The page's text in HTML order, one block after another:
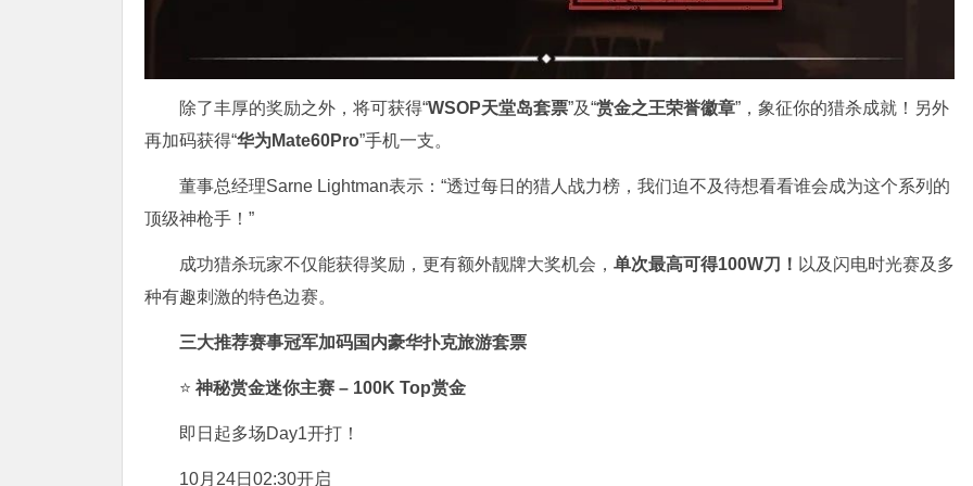
除了丰厚的奖励之外，将可获得“WSOP天堂岛套票”及“赏金之王荣誉徽章”，象征你的猎杀成就！另外
再加码获得“华为Mate60Pro”手机一支。
董事总经理Sarne Lightman表示：“透过每日的猎人战力榜，我们迫不及待想看看谁会成为这个系列的
顶级神枪手！”
成功猎杀玩家不仅能获得奖励，更有额外靓牌大奖机会， 单次最高可得100W刀！ 以及闪电时光赛及多
种有趣刺激的特色边赛。
三大推荐赛事冠军加码国内豪华扑克旅游套票
⭐ 神秘赏金迷你主赛 – 100K Top赏金
即日起多场Day1开打！
10月24日02:30开启